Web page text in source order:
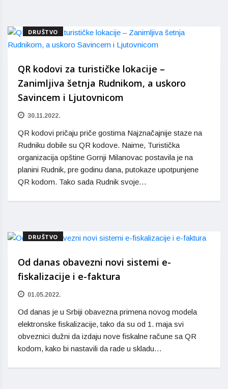
DRUŠTVO
QR kodovi za turističke lokacije –
Zanimljiva šetnja Rudnikom, a uskoro
Savincem i Ljutovnicom
30.11.2022.
QR kodovi pričaju priče gostima Najznačajnije staze na
Rudniku dobile su QR kodove. Naime, Turistička
organizacija opštine Gornji Milanovac postavila je na
planini Rudnik, pre godinu dana, putokaze upotpunjene
QR kodom. Tako sada Rudnik svoje…
DRUŠTVO
Od danas obavezni novi sistemi e-
fiskalizacije i e-faktura
01.05.2022.
Od danas je u Srbiji obavezna primena novog modela
elektronske fiskalizacije, tako da su od 1. maja svi
obveznici dužni da izdaju nove fiskalne račune sa QR
kodom, kako bi nastavili da rade u skladu…